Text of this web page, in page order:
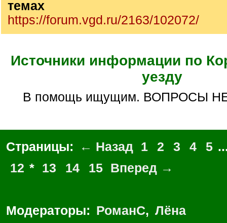
темах
https://forum.vgd.ru/2163/102072/
Источники информации по
уезду
В помощь ищущим. ВОПРОСЫ
Страницы: ← Назад 1 2 3 4 5
12 * 13 14 15 Вперед →
Модераторы: РоманС, Лёна